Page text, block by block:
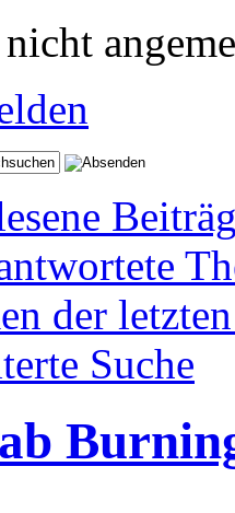
der
Suche